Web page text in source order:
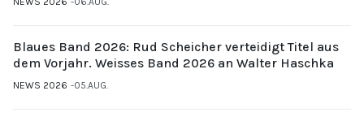
Blaues Band 2026: Rud Scheicher verteidigt Titel aus
dem Vorjahr. Weisses Band 2026 an Walter Haschka
NEWS 2026 05.AUG.